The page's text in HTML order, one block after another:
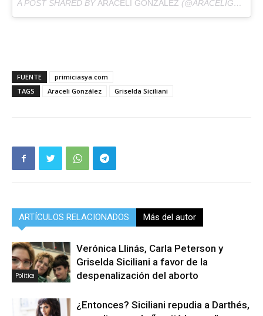
A POST SHARED BY ARACELI GONZALEZ (@ARACELIGONZALEZ67) ON
FUENTE
primiciasya.com
TAGS
Araceli González Griselda Siciliani
ARTÍCULOS RELACIONADOS Más del autor
Politica
Verónica Llinás, Carla Peterson y
Griselda Siciliani a favor de la
despenalización del aborto
¿Entonces? Siciliani repudia a Darthés,